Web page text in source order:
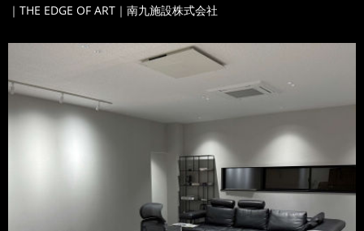
｜THE EDGE OF ART｜南九施設株式会社